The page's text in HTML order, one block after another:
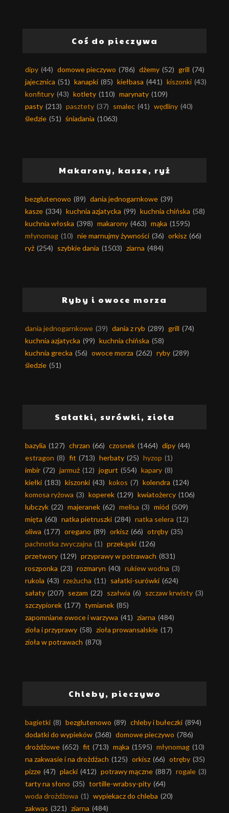
Coś do pieczywa
dipy (44) domowe pieczywo (786) dżemy (52) grill (74)
jajecznica (51) kanapki (85) kiełbasa (441) kiszonki (43)
konfitury (43) kotlety (110) marynaty (109)
pasty (213) pasztety (37) smalec (41) wędliny (40)
śledzie (51) śniadania (1063)
Makarony, kasze, ryż
bezglutenowo (89) dania jednogarnkowe (39)
kasze (334) kuchnia azjatycka (99) kuchnia chińska (58)
kuchnia włoska (398) makarony (463) mąka (1595)
młynomag (10) nie marnujmy żywności (36) orkisz (66)
ryż (254) szybkie dania (1503) ziarna (484)
Ryby i owoce morza
dania jednogarnkowe (39) dania z ryb (289) grill (74)
kuchnia azjatycka (99) kuchnia chińska (58)
kuchnia grecka (56) owoce morza (262) ryby (289)
śledzie (51)
Sałatki, surówki, zioła
bazylia (127) chrzan (66) czosnek (1464) dipy (44)
estragon (8) fit (713) herbaty (25) hyzop (1)
imbir (72) jarmuż (12) jogurt (554) kapary (8)
kiełki (183) kiszonki (43) kokos (7) kolendra (124)
komosa ryżowa (3) koperek (129) kwiatożercy (106)
lubczyk (22) majeranek (62) melisa (3) miód (509)
mięta (60) natka pietruszki (284) natka selera (12)
oliwa (177) oregano (89) orkisz (66) otręby (35)
pachnotka zwyczajna (1) przekąski (126)
przetwory (129) przyprawy w potrawach (831)
roszponka (23) rozmaryn (40) rukiew wodna (3)
rukola (43) rzeżucha (11) sałatki-surówki (624)
sałaty (207) sezam (22) szałwia (6) szczaw krwisty (3)
szczypiorek (177) tymianek (85)
zapomniane owoce i warzywa (41) ziarna (484)
zioła i przyprawy (58) zioła prowansalskie (17)
zioła w potrawach (870)
Chleby, pieczywo
bagietki (8) bezglutenowo (89) chleby i bułeczki (894)
dodatki do wypieków (368) domowe pieczywo (786)
drożdżowe (652) fit (713) mąka (1595) młynomag (10)
na zakwasie i na drożdżach (125) orkisz (66) otręby (35)
pizze (47) placki (412) potrawy mączne (887) rogale (3)
tarty na słono (35) tortille-wrabsy-pity (64)
woda drożdżowa (1) wypiekacz do chleba (20)
zakwas (321) ziarna (484)